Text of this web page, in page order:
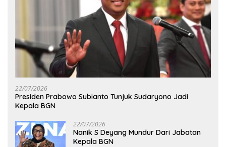
22/07/2026
Presiden Prabowo Subianto Tunjuk Sudaryono Jadi
Kepala BGN
22/07/2026
Nanik S Deyang Mundur Dari Jabatan
Kepala BGN